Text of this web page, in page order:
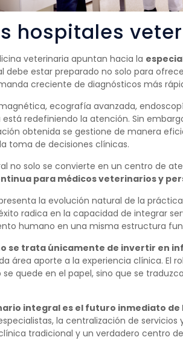
hospitales
veterinaria apuntan hacia la
debe estar preparado no solo para
creciente de diagnósticos más
ecografía avanzada,
redefiniendo la atención. Sin
obtenida se gestione de manera
toma de decisiones clínicas.
no solo se convierte en un centro de
para médicos veterinarios y
la evolución natural de la
radica en la capacidad de integrar
humano en una misma estructura
se trata únicamente de invertir en
área aporte a la experiencia clínica. El
quede en el papel, sino que se
integral es el futuro inmediato
la centralización de
tradicional y un verdadero centro